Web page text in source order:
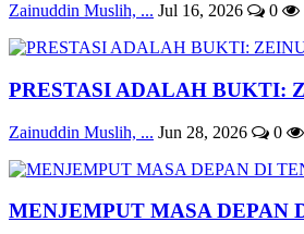
Zainuddin Muslih, ... Jul 16, 2026 0
PRESTASI ADALAH BUKTI:
Zainuddin Muslih, ... Jun 28, 2026 0
MENJEMPUT MASA DEPAN